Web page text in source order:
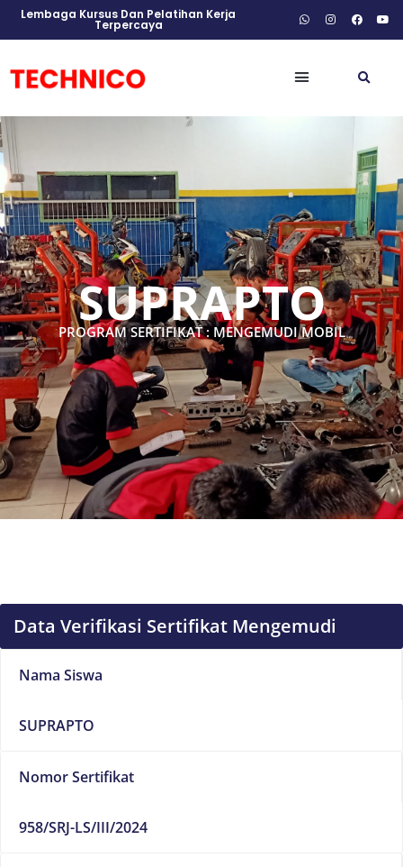
Lembaga Kursus Dan Pelatihan Kerja
Terpercaya
SUPRAPTO
PROGRAM SERTIFIKAT : MENGEMUDI MOBIL
Data Verifikasi Sertifikat Mengemudi
Nama Siswa
SUPRAPTO
Nomor Sertifikat
958/SRJ-LS/III/2024